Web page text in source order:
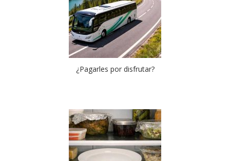
¿Pagarles por disfrutar?